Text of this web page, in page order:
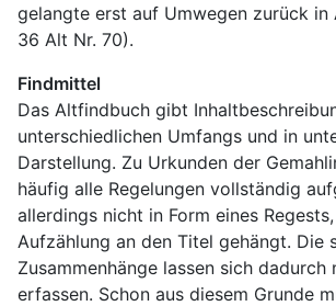
gelangte erst auf Umwegen zurück in
36 Alt Nr. 70).
Findmittel
Das Altfindbuch gibt
unterschiedlichen Umfangs und in
Darstellung. Zu Urkunden der
häufig alle Regelungen vollständig
allerdings nicht in Form eines
Aufzählung an den Titel gehängt. Die
Zusammenhänge lassen sich dadurch
erfassen. Schon aus diesem Grunde